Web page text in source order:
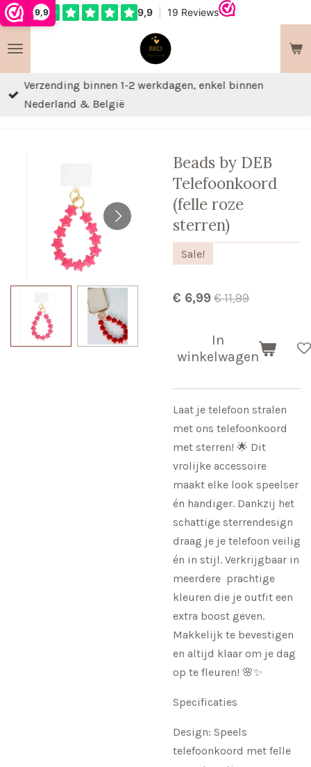
9,9
Ga
naar
de
hoofdinhoud
Verzending binnen 1-2 werkdagen, enkel binnen
Nederland & België
Beads by DEB
Telefoonkoord
(felle roze
sterren)
Sale!
€ 6,99 € 11,99
In
winkelwagen
Laat je telefoon stralen
met ons telefoonkoord
met sterren! 🌟 Dit
vrolijke accessoire
maakt elke look speelser
én handiger. Dankzij het
schattige sterrendesign
draag je je telefoon veilig
én in stijl. Verkrijgbaar in
meerdere prachtige
kleuren die je outfit een
extra boost geven.
Makkelijk te bevestigen
en altijd klaar om je dag
op te fleuren! 🌸✨
Specificaties
Design: Speels
telefoonkoord met felle